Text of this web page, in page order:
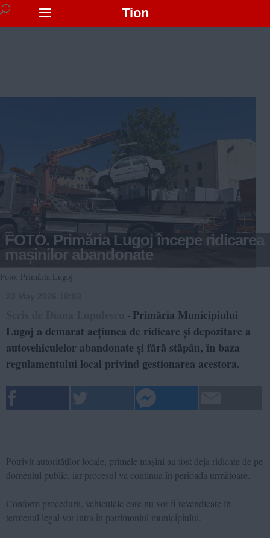
Tion
FOTO. Primăria Lugoj începe ridicarea
mașinilor abandonate
Foto: Primăria Lugoj
- Primăria Municipiului
Lugoj a demarat acțiunea de ridicare și depozitare a
autovehiculelor abandonate și fără stăpân, în baza
regulamentului local privind gestionarea acestora.
Potrivit autorităților locale, primele mașini au fost deja ridicate de pe
domeniul public, iar procesul va continua în perioada următoare.
Conform procedurii, vehiculele care nu vor fi revendicate în
termenul legal vor intra în patrimoniul municipiului.